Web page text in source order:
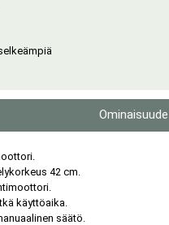
42 cm.
käyttöaika.
säätö.